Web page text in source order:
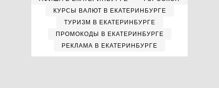
КУРСЫ ВАЛЮТ В ЕКАТЕРИНБУРГЕ
ТУРИЗМ В ЕКАТЕРИНБУРГЕ
ПРОМОКОДЫ В ЕКАТЕРИНБУРГЕ
РЕКЛАМА В ЕКАТЕРИНБУРГЕ